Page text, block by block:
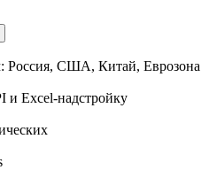
Россия, США, Китай, Еврозона
и Excel-надстройку